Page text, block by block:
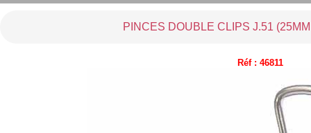
PINCES DOUBLE CLIPS J.51
Réf : 46811